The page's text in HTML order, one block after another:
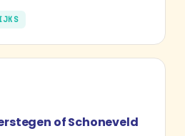
of Schoneveld